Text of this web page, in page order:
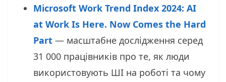
Microsoft Work Trend Index 2024: AI
at Work Is Here. Now Comes the Hard
Part — масштабне дослідження серед
31 000 працівників про те, як люди
використовують ШІ на роботі та чому